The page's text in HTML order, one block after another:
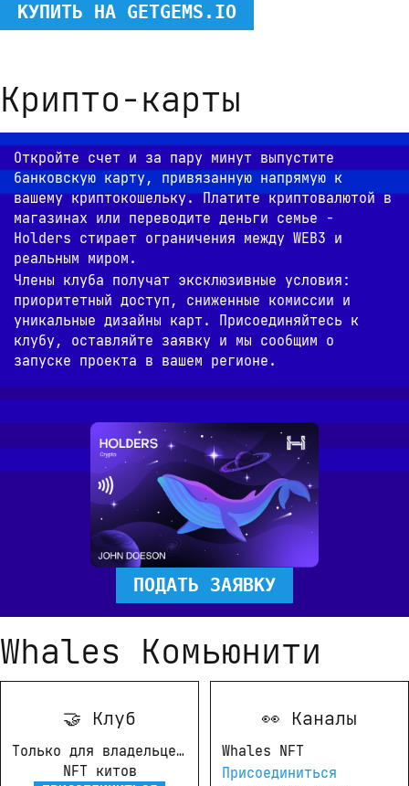
КУПИТЬ НА GETGEMS.IO
Крипто-карты
Откройте счет и за пару минут выпустите
банковскую карту, привязанную напрямую к
вашему криптокошельку. Платите криптовалютой в
магазинах или переводите деньги семье -
Holders стирает ограничения между WEB3 и
реальным миром.
Члены клуба получат эксклюзивные условия:
приоритетный доступ, сниженные комиссии и
уникальные дизайны карт. Присоединяйтесь к
клубу, оставляйте заявку и мы сообщим о
запуске проекта в вашем регионе.
ПОДАТЬ ЗАЯВКУ
Whales Комьюнити
🤝 Клуб
Только для владельцев
NFT китов
👀 Каналы
Whales NFT
Присоединиться